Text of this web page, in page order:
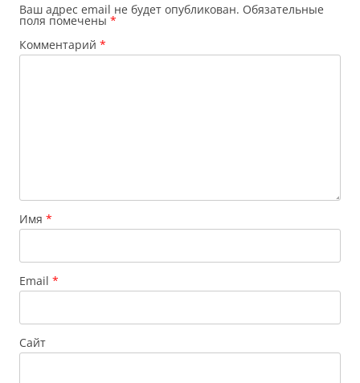
Ваш адрес email не будет опубликован. Обязательные
поля помечены *
Комментарий *
Имя *
Email *
Сайт